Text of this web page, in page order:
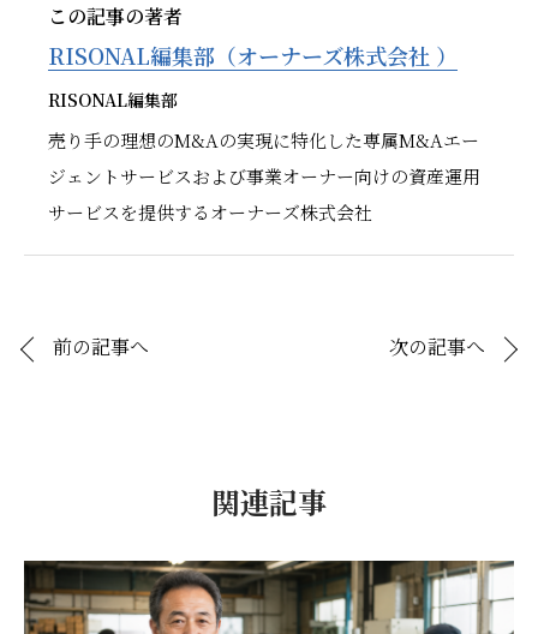
この記事の著者
RISONAL編集部（オーナーズ株式会社 ）
RISONAL編集部
売り手の理想のM&Aの実現に特化した専属M&Aエー
ジェントサービスおよび事業オーナー向けの資産運用
サービスを提供するオーナーズ株式会社
前の記事へ 次の記事へ
関連記事